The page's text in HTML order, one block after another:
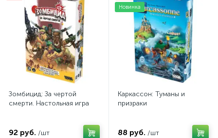
Зомбицид: За чертой
смерти. Настольная игра
92 руб. /шт
Новинка
Каркассон: Туманы и
призраки
88 руб. /шт